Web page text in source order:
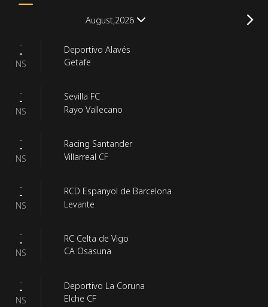
August,2026
-
-
NS
Deportivo Alavés
Getafe
-
-
NS
Sevilla FC
Rayo Vallecano
-
-
NS
Racing Santander
Villarreal CF
-
-
NS
RCD Espanyol de Barcelona
Levante
-
-
NS
RC Celta de Vigo
CA Osasuna
-
-
NS
Deportivo La Coruna
Elche CF